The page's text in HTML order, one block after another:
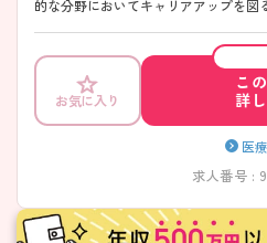
的な分野においてキャリアアップを図
くスタッフに対し、ワークライフバラ
います。 ご興味ある方には、面接対策ポイントなど、さらに詳細をお話し
いたしますのでお気軽にご相談くださ
お気に入り
こ
詳
医
求人番号 :